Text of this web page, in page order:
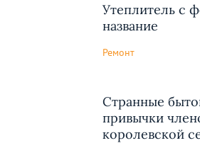
Утеплитель с
название
Ремонт
Странные
привычки
королевской